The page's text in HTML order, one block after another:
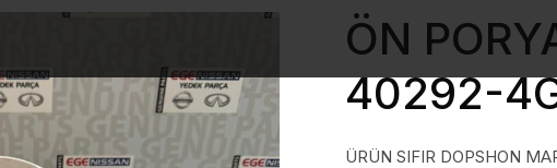
ÖN
40292-
ÜRÜN SIFIR DOPSHON